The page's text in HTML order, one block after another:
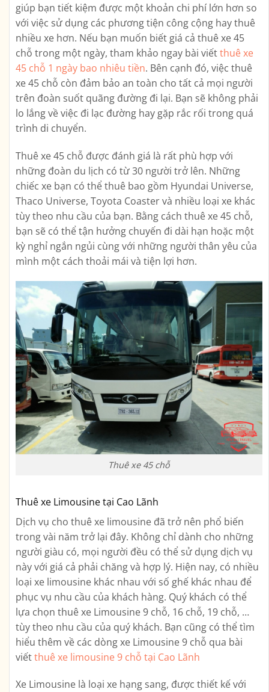
giúp bạn tiết kiệm được một khoản chi phí lớn hơn so
với việc sử dụng các phương tiện công cộng hay thuê
nhiều xe hơn. Nếu bạn muốn biết giá cả thuê xe 45
chỗ trong một ngày, tham khảo ngay bài viếtthuê xe
45 chỗ 1 ngày bao nhiêu tiền. Bên cạnh đó, việc thuê
xe 45 chỗ còn đảm bảo an toàn cho tất cả mọi người
trên đoàn suốt quãng đường đi lại. Bạn sẽ không phải
lo lắng về việc đi lạc đường hay gặp rắc rối trong quá
trình di chuyển.
Thuê xe 45 chỗ được đánh giá là rất phù hợp với
những đoàn du lịch có từ 30 người trở lên. Những
chiếc xe bạn có thể thuê bao gồm Hyundai Universe,
Thaco Universe, Toyota Coaster và nhiều loại xe khác
tùy theo nhu cầu của bạn. Bằng cách thuê xe 45 chỗ,
bạn sẽ có thể tận hưởng chuyến đi dài hạn hoặc một
kỳ nghỉ ngắn ngủi cùng với những người thân yêu của
mình một cách thoải mái và tiện lợi hơn.
Thuê xe 45 chỗ
Thuê xe Limousine tại Cao Lãnh
Dịch vụ cho thuê xe limousine đã trở nên phổ biến
trong vài năm trở lại đây. Không chỉ dành cho những
người giàu có, mọi người đều có thể sử dụng dịch vụ
này với giá cả phải chăng và hợp lý. Hiện nay, có nhiều
loại xe limousine khác nhau với số ghế khác nhau để
phục vụ nhu cầu của khách hàng. Quý khách có thể
lựa chọn thuê xe Limousine 9 chỗ, 16 chỗ, 19 chỗ, …
tùy theo nhu cầu của quý khách. Bạn cũng có thể tìm
hiểu thêm về các dòng xe Limousine 9 chỗ qua bài
viếtthuê xe limousine 9 chỗ tại Cao Lãnh
Xe Limousine là loại xe hạng sang, được thiết kế với